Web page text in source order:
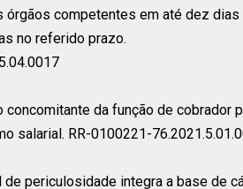
órgãos competentes em até dez
no referido prazo.
concomitante da função de cobrador
salarial. RR-0100221-
de periculosidade integra a base de